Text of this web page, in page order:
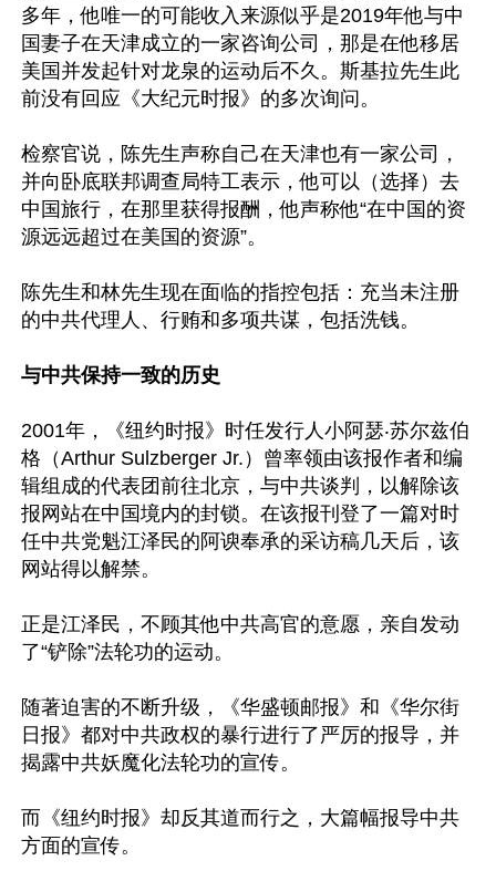
多年，他唯一的可能收入来源似乎是2019年他与中
国妻子在天津成立的一家咨询公司，那是在他移居
美国并发起针对龙泉的运动后不久。斯基拉先生此
前没有回应《大纪元时报》的多次询问。
检察官说，陈先生声称自己在天津也有一家公司，
并向卧底联邦调查局特工表示，他可以（选择）去
中国旅行，在那里获得报酬，他声称他“在中国的资
源远远超过在美国的资源”。
陈先生和林先生现在面临的指控包括：充当未注册
的中共代理人、行贿和多项共谋，包括洗钱。
与中共保持一致的历史
2001年，《纽约时报》时任发行人小阿瑟‧苏尔兹伯
格（Arthur Sulzberger Jr.）曾率领由该报作者和编
辑组成的代表团前往北京，与中共谈判，以解除该
报网站在中国境内的封锁。在该报刊登了一篇对时
任中共党魁江泽民的阿谀奉承的采访稿几天后，该
网站得以解禁。
正是江泽民，不顾其他中共高官的意愿，亲自发动
了“铲除”法轮功的运动。
随著迫害的不断升级，《华盛顿邮报》和《华尔街
日报》都对中共政权的暴行进行了严厉的报导，并
揭露中共妖魔化法轮功的宣传。
而《纽约时报》却反其道而行之，大篇幅报导中共
方面的宣传。